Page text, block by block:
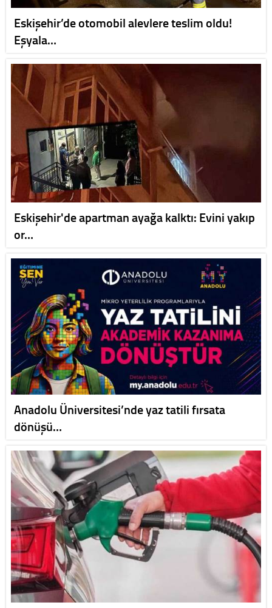
Eskişehir’de otomobil alevlere teslim oldu!
Eşyala…
Eskişehir'de apartman ayağa kalktı: Evini yakıp
or…
Anadolu Üniversitesi’nde yaz tatili fırsata
dönüşü…